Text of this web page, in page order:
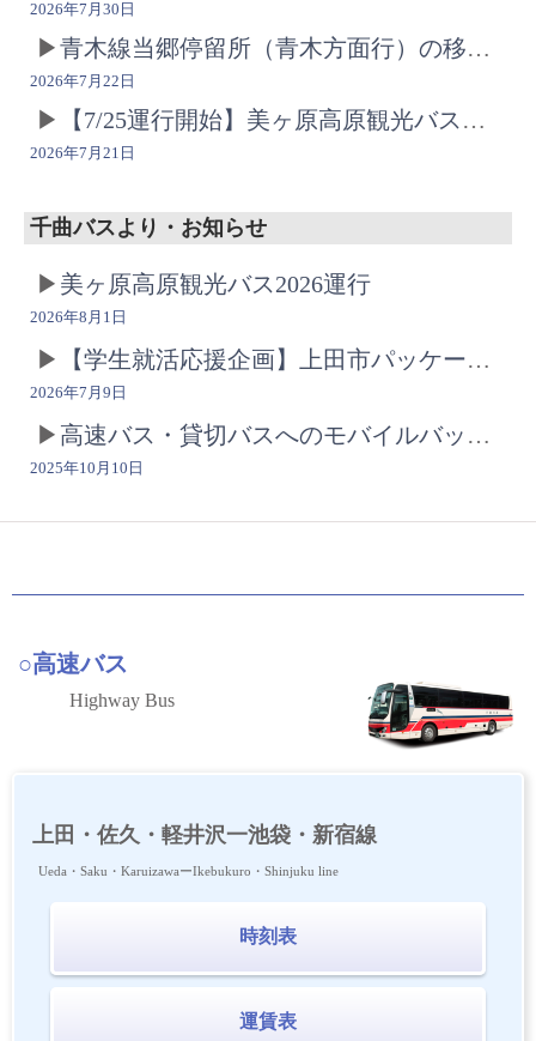
2026年7月30日
青木線当郷停留所（青木方面行）の移動のお知らせ
2026年7月22日
【7/25運行開始】美ヶ原高原観光バス運行のお知らせ
2026年7月21日
千曲バスより・お知らせ
美ヶ原高原観光バス2026運行
2026年8月1日
【学生就活応援企画】上田市パッケージ型インターンシップ2026について
2026年7月9日
高速バス・貸切バスへのモバイルバッテリーの持ち込みについて
2025年10月10日
○高速バス
Highway Bus
上田・佐久・軽井沢一池袋・新宿線
Ueda・Saku・KaruizawaーIkebukuro・Shinjuku line
時刻表
運賃表